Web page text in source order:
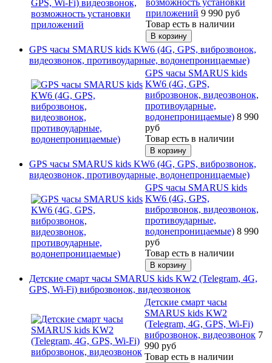
возможность установки
приложений 9 990 руб
Товар есть в наличии
GPS часы SMARUS kids KW6 (4G, GPS, виброзвонок,
видеозвонок, противоударные, водонепроницаемые)
GPS часы SMARUS kids
KW6 (4G, GPS,
виброзвонок, видеозвонок,
противоударные,
водонепроницаемые) 8 990
руб
Товар есть в наличии
GPS часы SMARUS kids KW6 (4G, GPS, виброзвонок,
видеозвонок, противоударные, водонепроницаемые)
GPS часы SMARUS kids
KW6 (4G, GPS,
виброзвонок, видеозвонок,
противоударные,
водонепроницаемые) 8 990
руб
Товар есть в наличии
Детские смарт часы SMARUS kids KW2 (Telegram, 4G,
GPS, Wi-Fi) виброзвонок, видеозвонок
Детские смарт часы
SMARUS kids KW2
(Telegram, 4G, GPS, Wi-Fi)
виброзвонок, видеозвонок 7
990 руб
Товар есть в наличии